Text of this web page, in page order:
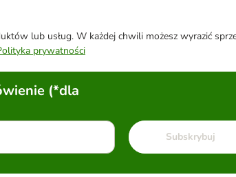
lub usług. W każdej chwili możesz wyrazić
prywatności
(*dla
Subskrybuj